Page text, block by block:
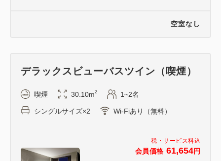
空室なし
税・サービス料込
会員価格 61,654円
デラックスビューバスツイン（喫煙）
喫煙 30.10m2 1~2名
シングルサイズ×2 Wi-Fiあり（無料）